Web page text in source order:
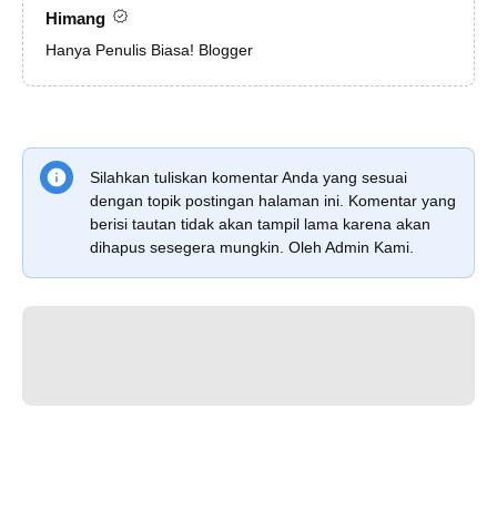
Himang
Hanya Penulis Biasa! Blogger
Silahkan tuliskan komentar Anda yang sesuai
dengan topik postingan halaman ini. Komentar yang
berisi tautan tidak akan tampil lama karena akan
dihapus sesegera mungkin. Oleh Admin Kami.